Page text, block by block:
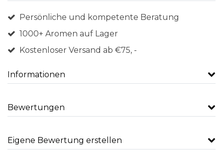
Persönliche und kompetente Beratung
1000+ Aromen auf Lager
Kostenloser Versand ab €75, -
Informationen
Bewertungen
Eigene Bewertung erstellen